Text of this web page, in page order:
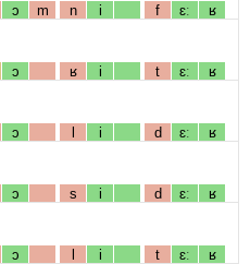
ɔ m n i f ɛː ʁ
ɔ ʁ i t ɛː ʁ
ɔ l i d ɛː ʁ
ɔ s i d ɛː ʁ
ɔ l i t ɛː ʁ